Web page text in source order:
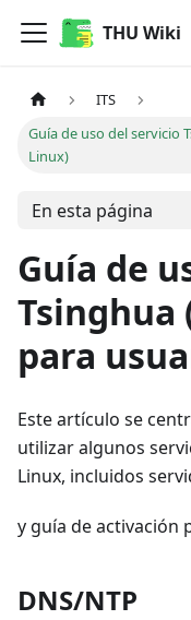
THU Wiki
ITS
Guía de uso del servicio
Linux)
En esta página
Guía de
para
Este artículo se
utilizar algunos
Linux, incluidos
y guía de activación
DNS/NTP